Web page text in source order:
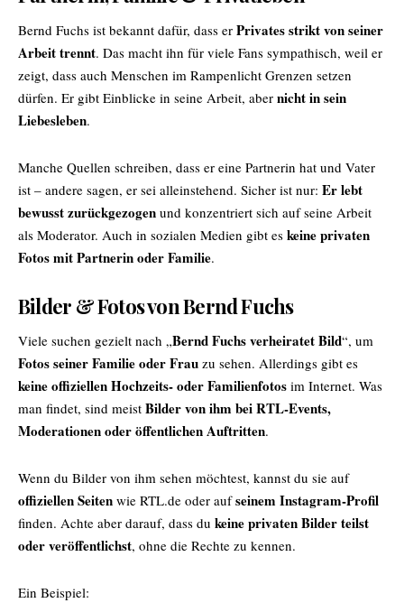
Bernd Fuchs ist bekannt dafür, dass er Privates strikt von seiner
Arbeit trennt. Das macht ihn für viele Fans sympathisch, weil er
zeigt, dass auch Menschen im Rampenlicht Grenzen setzen
dürfen. Er gibt Einblicke in seine Arbeit, aber nicht in sein
Liebesleben.
Manche Quellen schreiben, dass er eine Partnerin hat und Vater
ist – andere sagen, er sei alleinstehend. Sicher ist nur: Er lebt
bewusst zurückgezogen und konzentriert sich auf seine Arbeit
als Moderator. Auch in sozialen Medien gibt es keine privaten
Fotos mit Partnerin oder Familie.
Bilder & Fotos von Bernd Fuchs
Viele suchen gezielt nach „Bernd Fuchs verheiratet Bild“, um
Fotos seiner Familie oder Frau zu sehen. Allerdings gibt es
keine offiziellen Hochzeits- oder Familienfotos im Internet. Was
man findet, sind meist Bilder von ihm bei RTL-Events,
Moderationen oder öffentlichen Auftritten.
Wenn du Bilder von ihm sehen möchtest, kannst du sie auf
offiziellen Seiten wie RTL.de oder aufseinem Instagram-Profil
finden. Achte aber darauf, dass du keine privaten Bilder teilst
oder veröffentlichst, ohne die Rechte zu kennen.
Ein Beispiel: